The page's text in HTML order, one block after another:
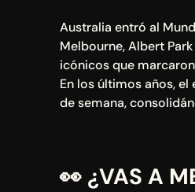
Australia entró al
Melbourne, Albert
icónicos que
En los últimos años,
de semana,
👀 ¿VAS A